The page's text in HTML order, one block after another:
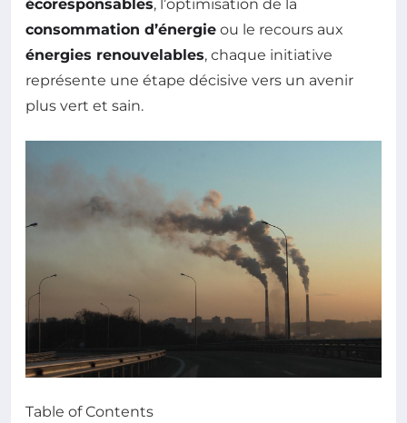
écoresponsables, l’optimisation de la
consommation d’énergie ou le recours aux
énergies renouvelables, chaque initiative
représente une étape décisive vers un avenir
plus vert et sain.
Table of Contents